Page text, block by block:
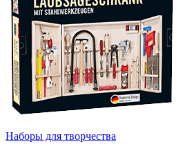
Наборы для творчества